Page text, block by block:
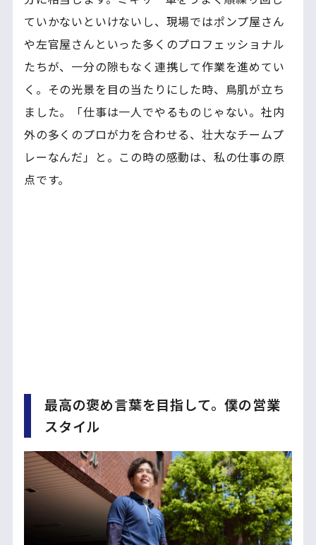
ていかないといけないし、現場ではポンプ屋さん
や左官屋さんといった多くのプロフェッショナル
たちが、一分の隙もなく連携して作業を進めてい
く。その光景を目の当たりにした時、鳥肌が立ち
ました。「仕事は一人でやるものじゃない。社内
外の多くのプロが力を合わせる、壮大なチームプ
レーなんだ」と。この時の感動は、私の仕事の原
点です。
最高の褒め言葉を目指して。僕の営業
スタイル